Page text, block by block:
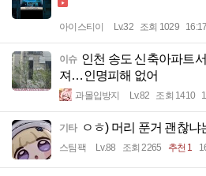
아이스티이 Lv.32 조회 1029 16:17
이슈 인천 송도 신축아파트
져…인명피해 없어
과몰입방지 Lv.82 조회 1410
기타 ㅇㅎ) 머리 푼거 괜찮냐
스팀팩 Lv.88 조회 2265 추천 1